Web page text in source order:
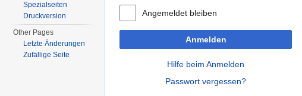
Angemeldet bleiben
Anmelden
Hilfe beim Anmelden
Passwort vergessen?
Spezialseiten
Druckversion
Other Pages
Letzte Änderungen
Zufällige Seite